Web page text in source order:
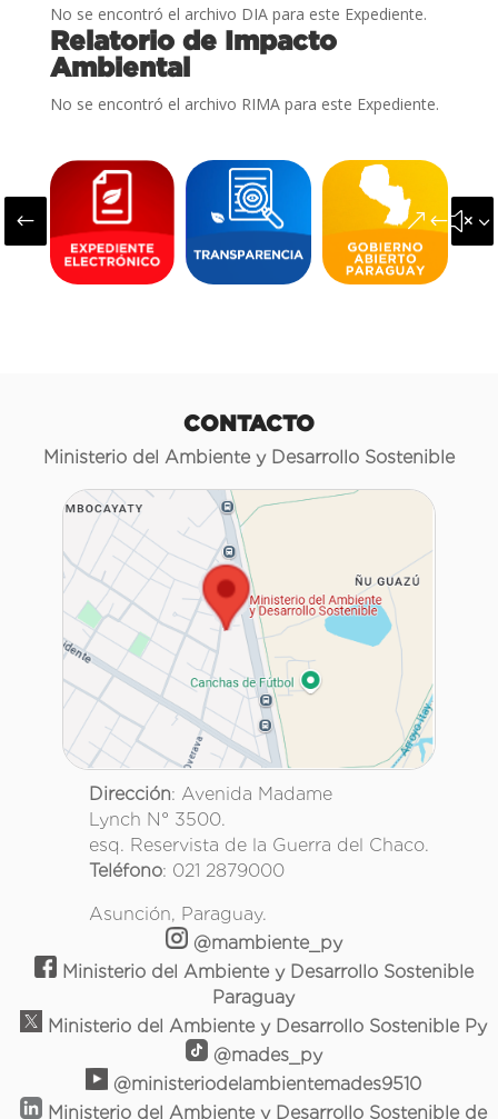
No se encontró el archivo DIA para este Expediente.
Relatorio de Impacto
Ambiental
No se encontró el archivo RIMA para este Expediente.
#
CONTACTO
Ministerio del Ambiente y Desarrollo Sostenible
Dirección: Avenida Madame
Lynch N° 3500.
esq. Reservista de la Guerra del Chaco.
Teléfono: 021 2879000
Asunción, Paraguay.
@mambiente_py
Ministerio del Ambiente y Desarrollo Sostenible
Paraguay
Ministerio del Ambiente y Desarrollo Sostenible Py
@mades_py
@ministeriodelambientemades9510
Ministerio del Ambiente y Desarrollo Sostenible de